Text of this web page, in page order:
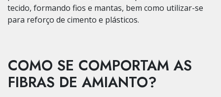
tecido, formando fios e mantas, bem como utilizar-se
para reforço de cimento e plásticos.
COMO SE COMPORTAM AS
FIBRAS DE AMIANTO?